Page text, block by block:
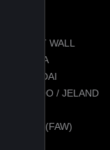
GREAT WALL
HONDA
HYUNDAI
JAECOO / JELAND
JETTA (FAW)